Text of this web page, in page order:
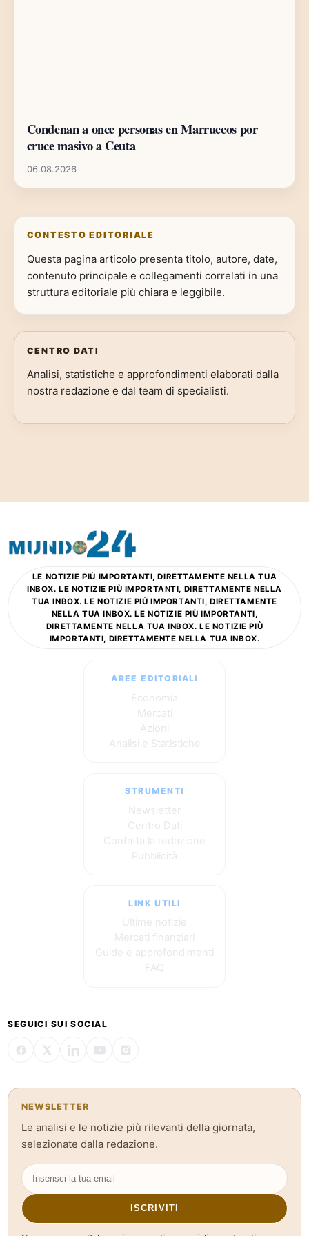
Condenan a once personas en Marruecos por
cruce masivo a Ceuta
06.08.2026
CONTESTO EDITORIALE
Questa pagina articolo presenta titolo, autore, date,
contenuto principale e collegamenti correlati in una
struttura editoriale più chiara e leggibile.
CENTRO DATI
Analisi, statistiche e approfondimenti elaborati dalla
nostra redazione e dal team di specialisti.
LE NOTIZIE PIÙ IMPORTANTI, DIRETTAMENTE NELLA TUA
INBOX. LE NOTIZIE PIÙ IMPORTANTI, DIRETTAMENTE NELLA
TUA INBOX. LE NOTIZIE PIÙ IMPORTANTI, DIRETTAMENTE
NELLA TUA INBOX. LE NOTIZIE PIÙ IMPORTANTI,
DIRETTAMENTE NELLA TUA INBOX. LE NOTIZIE PIÙ
IMPORTANTI, DIRETTAMENTE NELLA TUA INBOX.
AREE EDITORIALI
Economia
Mercati
Azioni
Analisi e Statistiche
STRUMENTI
Newsletter
Centro Dati
Contatta la redazione
Pubblicità
LINK UTILI
Ultime notizie
Mercati finanziari
Guide e approfondimenti
FAQ
SEGUICI SUI SOCIAL
NEWSLETTER
Le analisi e le notizie più rilevanti della giornata,
selezionate dalla redazione.
ISCRIVITI